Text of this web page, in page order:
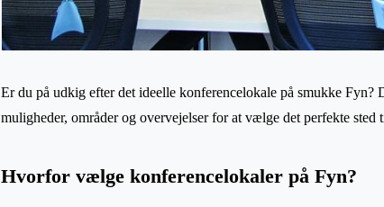
Er du på udkig efter det ideelle konferencelokale på smukke Fyn?
muligheder, områder og overvejelser for at vælge det perfekte
Hvorfor vælge konferencelokaler på Fyn?